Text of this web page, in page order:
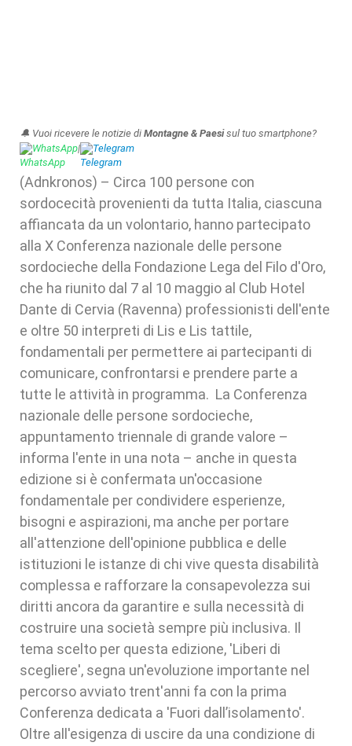
🔔 Vuoi ricevere le notizie di Montagne & Paesisul tuo smartphone?
WhatsApp| Telegram
(Adnkronos) – Circa 100 persone con
sordocecità provenienti da tutta Italia, ciascuna
affiancata da un volontario, hanno partecipato
alla X Conferenza nazionale delle persone
sordocieche della Fondazione Lega del Filo d'Oro,
che ha riunito dal 7 al 10 maggio al Club Hotel
Dante di Cervia (Ravenna) professionisti dell'ente
e oltre 50 interpreti di Lis e Lis tattile,
fondamentali per permettere ai partecipanti di
comunicare, confrontarsi e prendere parte a
tutte le attività in programma. La Conferenza
nazionale delle persone sordocieche,
appuntamento triennale di grande valore –
informa l'ente in una nota – anche in questa
edizione si è confermata un'occasione
fondamentale per condividere esperienze,
bisogni e aspirazioni, ma anche per portare
all'attenzione dell'opinione pubblica e delle
istituzioni le istanze di chi vive questa disabilità
complessa e rafforzare la consapevolezza sui
diritti ancora da garantire e sulla necessità di
costruire una società sempre più inclusiva. Il
tema scelto per questa edizione, 'Liberi di
scegliere', segna un'evoluzione importante nel
percorso avviato trent'anni fa con la prima
Conferenza dedicata a 'Fuori dall’isolamento'.
Oltre all'esigenza di uscire da una condizione di